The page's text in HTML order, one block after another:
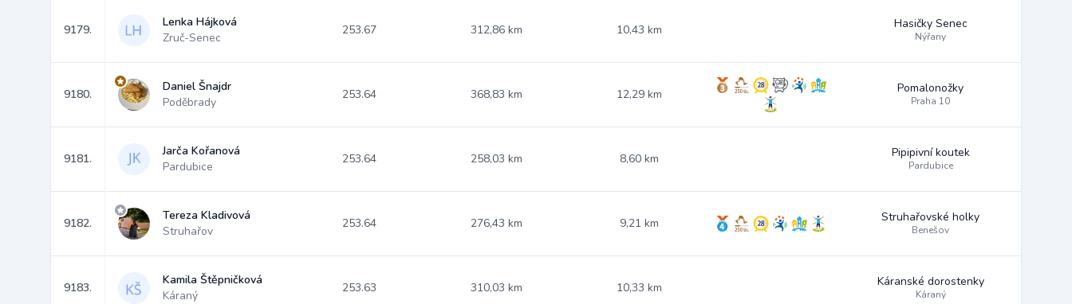
9179.
Lenka Hájková
Zruč-Senec
253.67 312,86 km 10,43 km Hasičky Senec
Nýřany
9180.
Daniel Šnajdr
Poděbrady
253.64 368,83 km 12,29 km Pomalonožky
Praha 10
9181.
Jarča Kořanová
Pardubice
253.64 258,03 km 8,60 km Pipipivní koutek
Pardubice
9182.
Tereza Kladivová
Struhařov
253.64 276,43 km 9,21 km Struhařovské holky
Benešov
9183.
Kamila Štěpničková
Káraný
253.63 310,03 km 10,33 km Káranské dorostenky
Káraný